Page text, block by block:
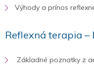
Výhody a prínos
Reflexná terapia –
Základné poznatky z